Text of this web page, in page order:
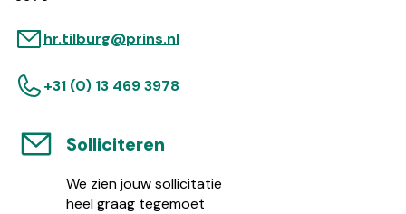
ln.snirp
@grublit.rh
+31 (0) 13 469 3978
Solliciteren
We zien jouw sollicitatie
heel graag tegemoet